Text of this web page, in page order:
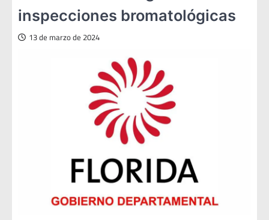
inspecciones bromatológicas
13 de marzo de 2024